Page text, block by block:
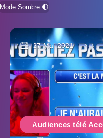
Mode Sombre 🌓
27 Mai 2021
Audiences télé